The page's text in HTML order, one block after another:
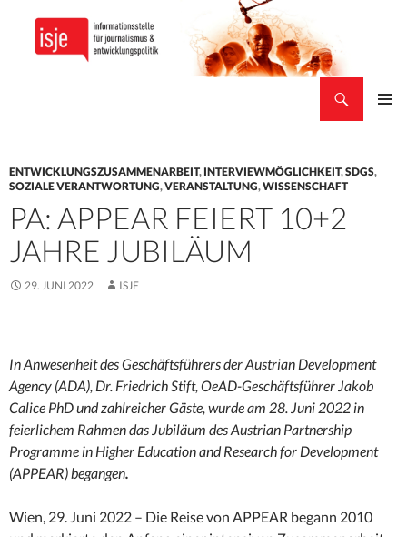
ENTWICKLUNGSZUSAMMENARBEIT, INTERVIEWMÖGLICHKEIT,SDGS,
SOZIALE VERANTWORTUNG,VERANSTALTUNG,WISSENSCHAFT
PA: APPEAR FEIERT 10+2
JAHRE JUBILÄUM
29. JUNI 2022 ISJE
In Anwesenheit des Geschäftsführers der Austrian Development
Agency (ADA), Dr. Friedrich Stift, OeAD-Geschäftsführer Jakob
Calice PhD und zahlreicher Gäste, wurde am 28. Juni 2022 in
feierlichem Rahmen das Jubiläum des Austrian Partnership
Programme in Higher Education and Research for Development
(APPEAR) begangen.
Wien, 29. Juni 2022 – Die Reise von APPEAR begann 2010